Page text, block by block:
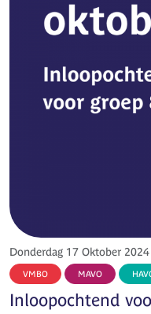
Donderdag 17 Oktober 2024
VMBO MAVO
Inloopochtend